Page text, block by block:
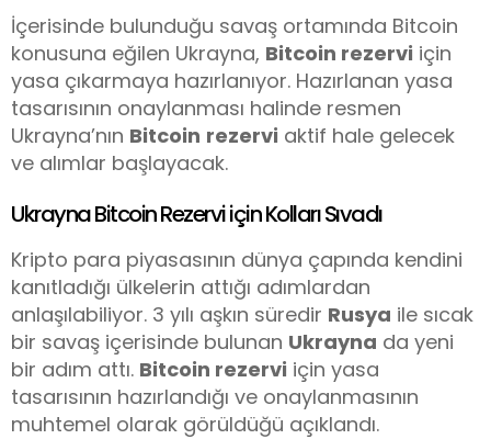
İçerisinde bulunduğu savaş ortamında Bitcoin
konusuna eğilen Ukrayna, Bitcoin rezervi için
yasa çıkarmaya hazırlanıyor. Hazırlanan yasa
tasarısının onaylanması halinde resmen
Ukrayna’nın Bitcoin rezervi aktif hale gelecek
ve alımlar başlayacak.
Ukrayna Bitcoin Rezervi için Kolları Sıvadı
Kripto para piyasasının dünya çapında kendini
kanıtladığı ülkelerin attığı adımlardan
anlaşılabiliyor. 3 yılı aşkın süredir Rusya ile sıcak
bir savaş içerisinde bulunan Ukrayna da yeni
bir adım attı. Bitcoin rezervi için yasa
tasarısının hazırlandığı ve onaylanmasının
muhtemel olarak görüldüğü açıklandı.